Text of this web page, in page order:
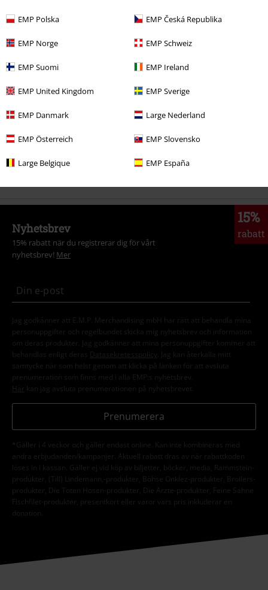
EMP Polska EMP Česká Republika
EMP Norge EMP Schweiz
EMP Suomi EMP Ireland
EMP United Kingdom EMP Sverige
EMP Danmark Large Nederland
EMP Österreich EMP Slovensko
Large Belgique EMP España
Tröjor & Cardigans
Tröjor
EMP:s egna märken
15%
rabatt
Nyhetsbrev
15% rabatt när du registrerar dig för vårt
nyhetsbrev! Mer
Jag godkänner att E.M.P. Merchandising mbH har rätt att behandla mina
personuppgifter och regelbundet skicka mig nyhetsbrev och information
om deras produkter. Jag godkänner att mina personuppgifter kommer att
behandlas enligt deras Datasekretesspolicy . Jag kan återkalla mitt
samtycke när som helst genom att klicka på länken för att avsluta
prenumeration som finns med i alla EMP:s nyhetsbrev.
Här kan jag avsluta prenumerationen på nyhetsbrevet.
Prenumerera
*Gäller i 4 veckor och gäller endast online. Kan inte kombineras med
andra erbjudanden/kampanjer. Aktuell rabatt dras av när rabattkoden
löses in i kassan. Gäller ej vid köp av biljetter, böcker, media, Rammstein-
produkter, (Till) Lindemann,-produkter, Böhse Onklez-produkter, Broilers-
produkter, Die Toten Hosen-produkter, Die Ärzte-produkter, Feine Sahne
Fischfilet-produkter, presentkort eller varor vars pris inkluderar en
donation.